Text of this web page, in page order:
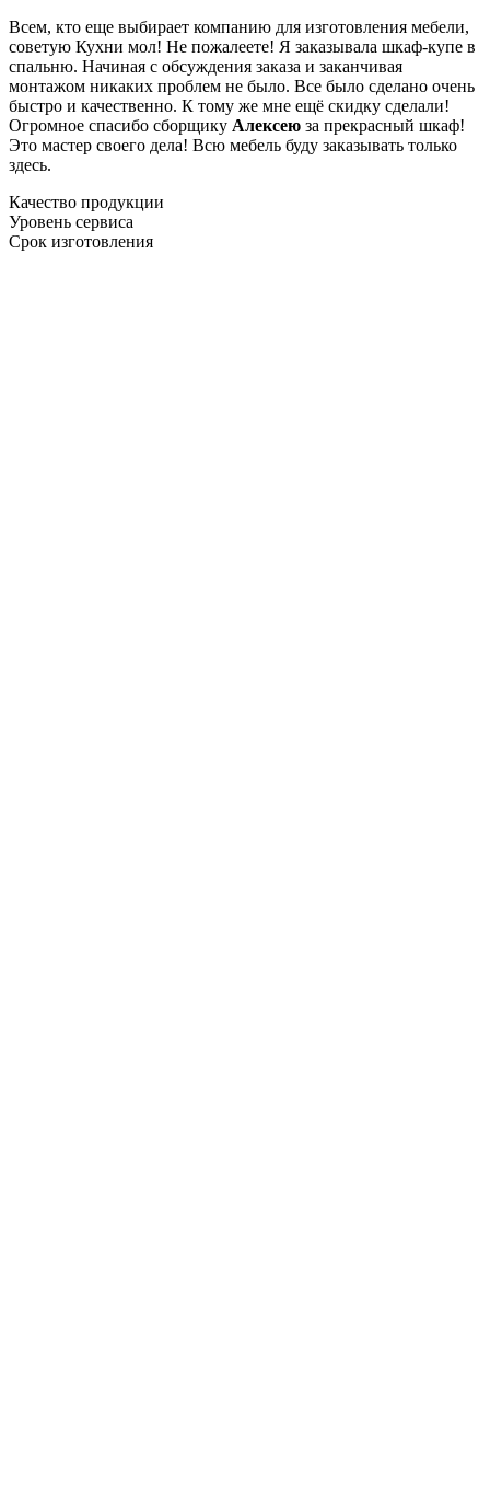
Всем, кто еще выбирает компанию для изготовления мебели,
советую Кухни мол! Не пожалеете! Я заказывала шкаф-купе в
спальню. Начиная с обсуждения заказа и заканчивая
монтажом никаких проблем не было. Все было сделано очень
быстро и качественно. К тому же мне ещё скидку сделали!
Огромное спасибо сборщику Алексею за прекрасный шкаф!
Это мастер своего дела! Всю мебель буду заказывать только
здесь.
Качество продукции
Уровень сервиса
Срок изготовления